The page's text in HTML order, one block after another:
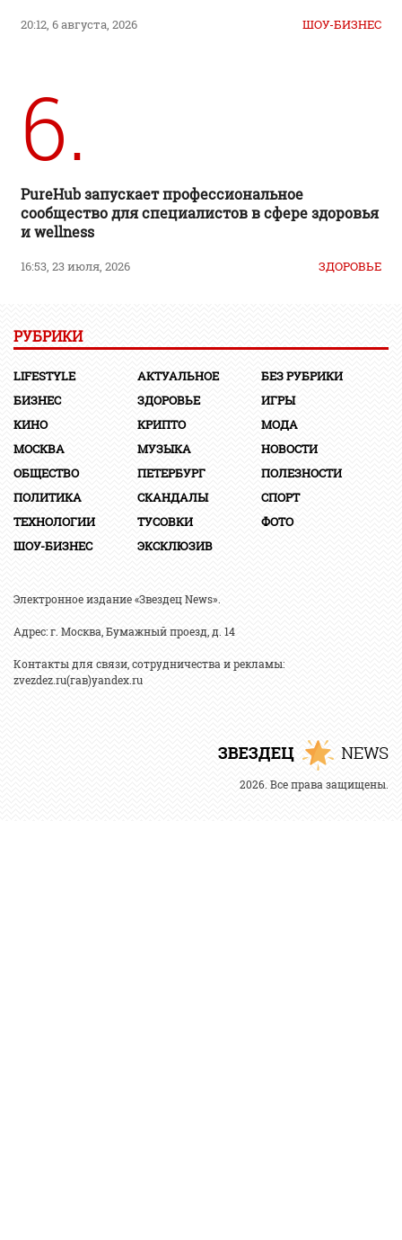
20:12, 6 августа, 2026 ШОУ-БИЗНЕС
6.
PureHub запускает профессиональное
сообщество для специалистов в сфере здоровья
и wellness
16:53, 23 июля, 2026 ЗДОРОВЬЕ
РУБРИКИ
LIFESTYLE АКТУАЛЬНОЕ
БЕЗ РУБРИКИ
БИЗНЕС
ЗДОРОВЬЕ
ИГРЫ
КИНО
КРИПТО
МОДА
МОСКВА
МУЗЫКА
НОВОСТИ
ОБЩЕСТВО
ПЕТЕРБУРГ
ПОЛЕЗНОСТИ
ПОЛИТИКА
СКАНДАЛЫ
СПОРТ
ТЕХНОЛОГИИ
ТУСОВКИ
ФОТО
ШОУ-БИЗНЕС
ЭКСКЛЮЗИВ
Электронное издание «Звездец News».
Адрес: г. Москва, Бумажный проезд, д. 14
Контакты для связи, сотрудничества и рекламы:
zvezdez.ru(гав)yandex.ru
2026. Все права защищены.